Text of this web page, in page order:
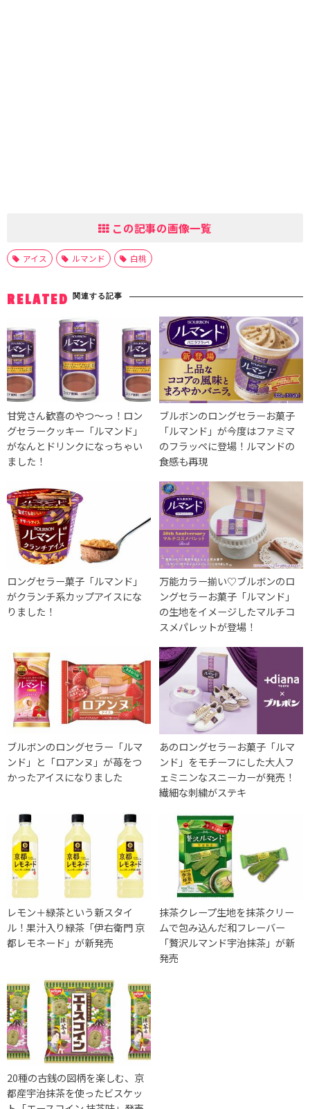
この記事の画像一覧
アイス ルマンド 白桃
RELATED 関連する記事
甘党さん歓喜のやつ〜っ！ロン
グセラークッキー「ルマンド」
がなんとドリンクになっちゃい
ました！
ブルボンのロングセラーお菓子
「ルマンド」が今度はファミマ
のフラッペに登場！ルマンドの
食感も再現
ロングセラー菓子「ルマンド」
がクランチ系カップアイスにな
りました！
万能カラー揃い♡ブルボンのロ
ングセラーお菓子「ルマンド」
の生地をイメージしたマルチコ
スメパレットが登場！
ブルボンのロングセラー「ルマ
ンド」と「ロアンヌ」が苺をつ
かったアイスになりました
あのロングセラーお菓子「ルマ
ンド」をモチーフにした大人フ
ェミニンなスニーカーが発売！
繊細な刺繍がステキ
レモン＋緑茶という新スタイ
ル！果汁入り緑茶「伊右衛門 京
都レモネード」が新発売
抹茶クレープ生地を抹茶クリー
ムで包み込んだ和フレーバー
「贅沢ルマンド宇治抹茶」が新
発売
20種の古銭の図柄を楽しむ、京
都産宇治抹茶を使ったビスケッ